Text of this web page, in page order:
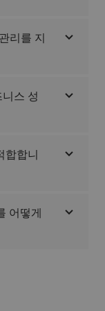
리를 지
스 성
합합니
어떻게